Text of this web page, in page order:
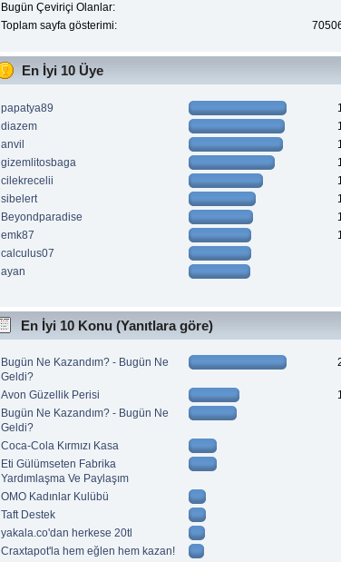
Bugün Çeviriçi Olanlar:
Toplam sayfa gösterimi:
En İyi 10 Üye
papatya89
diazem
anvil
gizemlitosbaga
cilekrecelii
sibelert
Beyondparadise
emk87
calculus07
ayan
En İyi 10 Konu (Yanıtlara göre)
Bugün Ne Kazandım? - Bugün Ne
Geldi?
Avon Güzellik Perisi
Bugün Ne Kazandım? - Bugün Ne
Geldi?
Coca-Cola Kırmızı Kasa
Eti Gülümseten Fabrika
Yardımlaşma Ve Paylaşım
OMO Kadınlar Kulübü
Taft Destek
yakala.co'dan herkese 20tl
Craxtapot'la hem eğlen hem kazan!